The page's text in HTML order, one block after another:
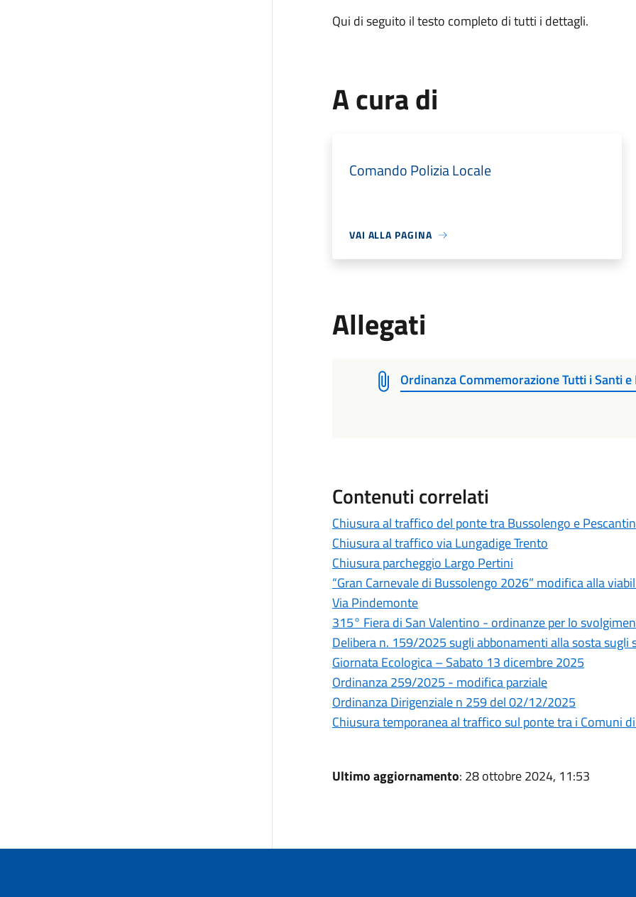
Qui di seguito il testo completo di tutti i dettagli.
A cura di
Comando Polizia Locale
VAI ALLA PAGINA
Allegati
Ordinanza Commemorazione Tutti i Santi
Contenuti correlati
Chiusura al traffico del ponte tra Bussolengo e
Chiusura al traffico via Lungadige Trento
Chiusura parcheggio Largo Pertini
“Gran Carnevale di Bussolengo 2026” modifica alla
Via Pindemonte
315° Fiera di San Valentino - ordinanze per lo
Delibera n. 159/2025 sugli abbonamenti alla sosta sugli
Giornata Ecologica – Sabato 13 dicembre 2025
Ordinanza 259/2025 - modifica parziale
Ordinanza Dirigenziale n 259 del 02/12/2025
Chiusura temporanea al traffico sul ponte tra i Comuni
Ultimo aggiornamento: 28 ottobre 2024, 11:53